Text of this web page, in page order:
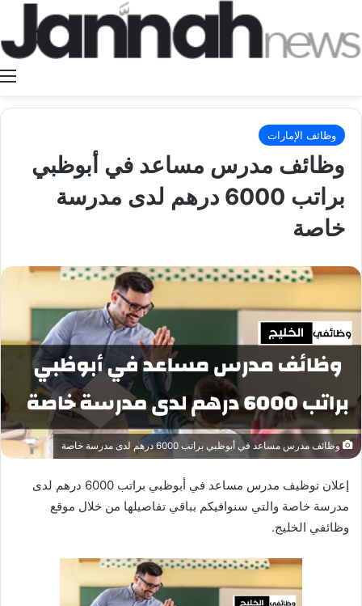
وظائف الإمارات
وظائف مدرس مساعد في أبوظبي
براتب 6000 درهم لدى مدرسة
خاصة
وظائف مدرس مساعد في أبوظبي براتب 6000 درهم لدى مدرسة خاصة
إعلان توظيف مدرس مساعد في أبوظبي براتب 6000 درهم لدى
مدرسة خاصة والتي سنوافيكم بباقي تفاصيلها من خلال موقع
وظائفي الخليج.